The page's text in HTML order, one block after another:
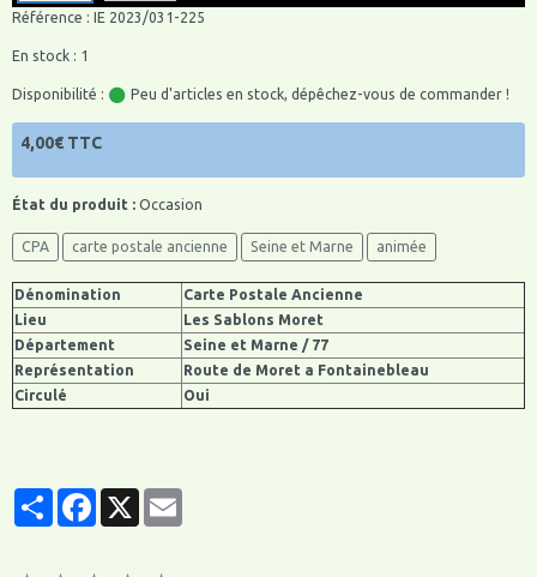
Référence : IE 2023/031-225
En stock : 1
Disponibilité : Peu d'articles en stock, dépêchez-vous de commander !
4,00€ TTC
État du produit : Occasion
CPA carte postale ancienne Seine et Marne animée
Dénomination
Carte Postale Ancienne
Lieu
Les Sablons Moret
Département
Seine et Marne / 77
Représentation
Route de Moret a Fontainebleau
Circulé
Oui
PartagerFacebook